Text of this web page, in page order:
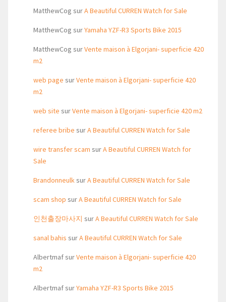
MatthewCog surA Beautiful CURREN Watch for Sale
MatthewCog surYamaha YZF-R3 Sports Bike 2015
MatthewCog surVente maison à Elgorjani- superficie 420
m2
web page surVente maison à Elgorjani- superficie 420
m2
web site surVente maison à Elgorjani- superficie 420 m2
referee bribe surA Beautiful CURREN Watch for Sale
wire transfer scam surA Beautiful CURREN Watch for
Sale
BrandonneulksurA Beautiful CURREN Watch for Sale
scam shop surA Beautiful CURREN Watch for Sale
인천출장마사지 surA Beautiful CURREN Watch for Sale
sanal bahis surA Beautiful CURREN Watch for Sale
AlbertmafsurVente maison à Elgorjani- superficie 420
m2
AlbertmafsurYamaha YZF-R3 Sports Bike 2015